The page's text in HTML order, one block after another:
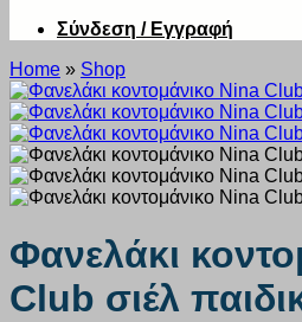
Σύνδεση / Εγγραφή
Home » Shop
Φανελάκι
Club σιέλ